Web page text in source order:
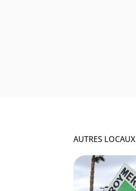
AUTRES LOCAUX